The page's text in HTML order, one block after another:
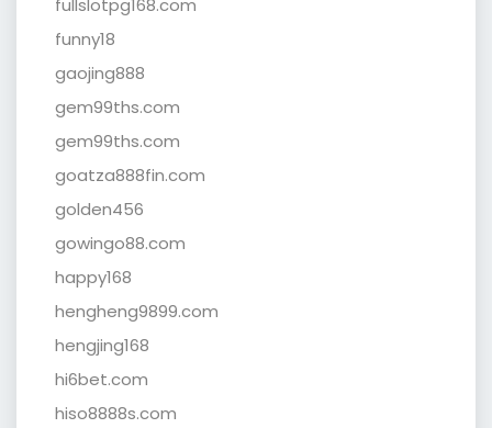
fullslotpg168.com
funny18
gaojing888
gem99ths.com
gem99ths.com
goatza888fin.com
golden456
gowingo88.com
happy168
hengheng9899.com
hengjing168
hi6bet.com
hiso8888s.com